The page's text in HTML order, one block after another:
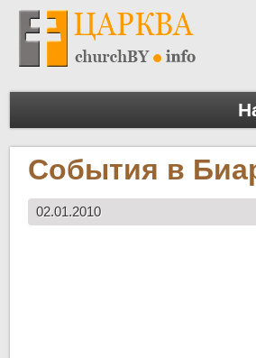
События в
02.01.2010